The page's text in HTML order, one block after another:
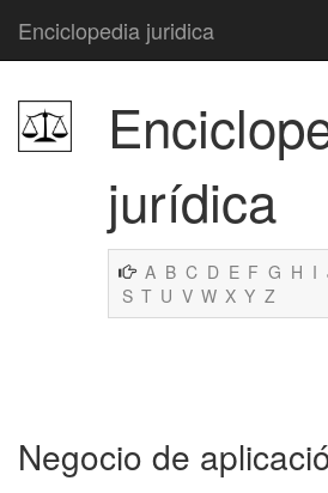
Enciclopedia juridica
jurídica
A B C D E F G H I
S T U V W X Y Z
Negocio de